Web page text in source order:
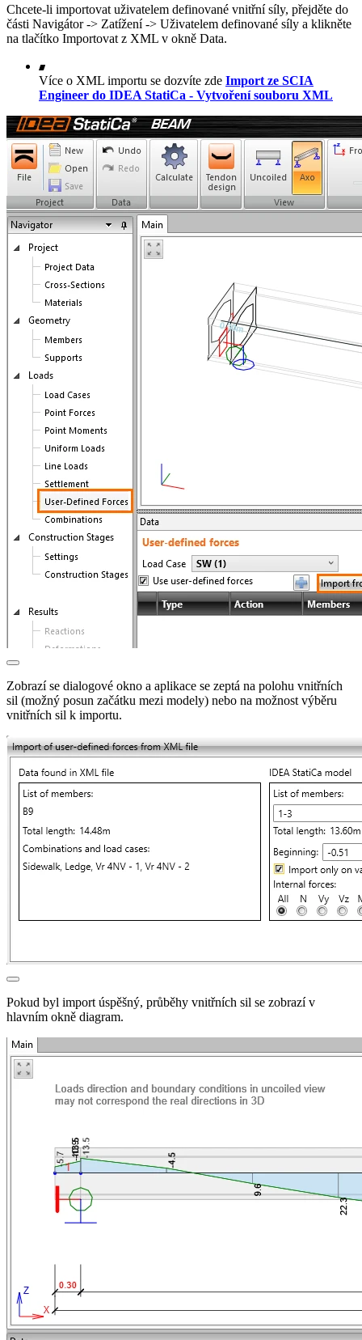
Chcete-li importovat uživatelem definované vnitřní síly, přejděte do
části Navigátor -> Zatížení -> Uživatelem definované síly a klikněte
na tlačítko Importovat z XML v okně Data.
Více o XML importu se dozvíte zde Import ze SCIA
Engineer do IDEA StatiCa - Vytvoření souboru XML
Zobrazí se dialogové okno a aplikace se zeptá na polohu vnitřních
sil (možný posun začátku mezi modely) nebo na možnost výběru
vnitřních sil k importu.
Pokud byl import úspěšný, průběhy vnitřních sil se zobrazí v
hlavním okně diagram.